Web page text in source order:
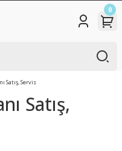
0
Satış, Servis
Satış,